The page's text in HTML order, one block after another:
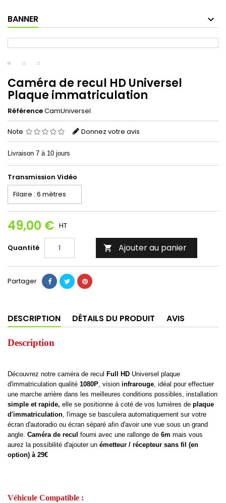
BANNER
Caméra de recul HD Universel
Plaque immatriculation
RéférenceCamUniversel
Note Donnez votre avis
Livraison 7 à 10 jours
Transmission Vidéo
49,00 € HT
Quantité  Ajouter au panier
Partager
DESCRIPTION DÉTAILS DU PRODUIT AVIS
Description
Découvrez notre caméra de recul Full HD Universel plaque
d'immatriculation qualité 1080P, vision infrarouge, idéal pour effectuer
une marche arrière dans les meilleures conditions possibles, installation
simple et rapide, elle se positionne à coté de vos lumières de plaque
d'immatriculation, l'image se basculera automatiquement sur votre
écran d'autoradio ou écran séparé afin d'avoir une vue sous un grand
angle. Caméra de recul fourni avec une rallonge de 6m mais vous
aurez la possibilité d'ajouter un émetteur / récepteur sans fil (en
option) à 29€
Véhicule Compatible :